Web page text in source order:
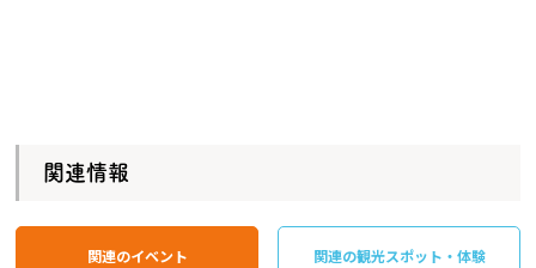
関連情報
関連のイベント 関連の観光スポット・体験